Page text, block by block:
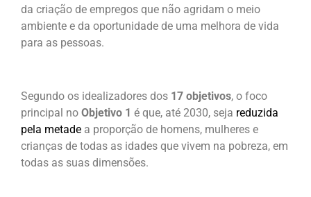
da criação de empregos que não agridam o meio
ambiente e da oportunidade de uma melhora de vida
para as pessoas.
Segundo os idealizadores dos 17 objetivos, o foco
principal no Objetivo 1 é que, até 2030, seja reduzida
pela metade a proporção de homens, mulheres e
crianças de todas as idades que vivem na pobreza, em
todas as suas dimensões.